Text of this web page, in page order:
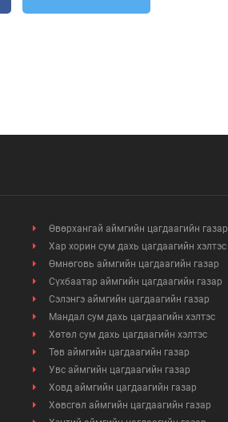
Өвөрхангай аймгийн цагдаагийн газар
Хар хорин сум дахь цагдаагийн хэлтэс
Өмнөговь аймгийн цагдаагийн газар
Сүхбаатар аймгийн цагдаагийн газар
Сэлэнгэ аймгийн цагдаагийн газар
Мандал сум дахь цагдаагийн хэлтэс
Хөтөл сум дахь цагдаагийн хэлтэс
Төв аймгийн цагдаагийн газар
Увс аймгийн цагдаагийн газар
Ховд аймгийн цагдаагийн газар
Хөвсгөл аймгийн цагдаагийн газар